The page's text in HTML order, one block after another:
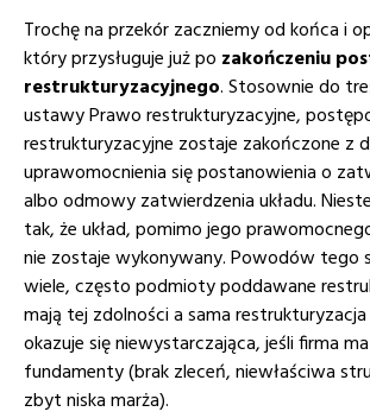
Trochę na przekór zaczniemy od końca i
który przysługuje już po zakończeniu
restrukturyzacyjnego. Stosownie do
ustawy Prawo restrukturyzacyjne,
restrukturyzacyjne zostaje zakończone z
uprawomocnienia się postanowienia o
albo odmowy zatwierdzenia układu.
tak, że układ, pomimo jego
nie zostaje wykonywany. Powodów tego
wiele, często podmioty poddawane
mają tej zdolności a sama restrukturyzacja
okazuje się niewystarczająca, jeśli firma
fundamenty (brak zleceń, niewłaściwa
zbyt niska marża).